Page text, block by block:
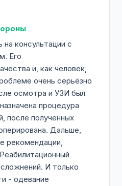
консультации с
Его
и, как человек,
очень серьёзно
осмотра и УЗИ был
процедура
после полученных
Дальше,
рекомендации,
И только
- одевание